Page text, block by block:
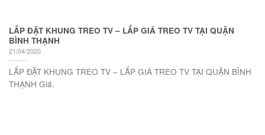
LẮP ĐẶT KHUNG TREO TV – LẮP GIÁ TREO TV TẠI QUẬN
BÌNH THẠNH
21/04/2020
LẮP ĐẶT KHUNG TREO TV – LẮP GIÁ TREO TV TẠI QUẬN BÌNH
THẠNH Giá.